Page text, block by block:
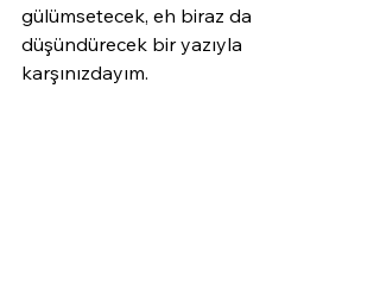
gülümsetecek, eh biraz da
düşündürecek bir yazıyla
karşınızdayım.